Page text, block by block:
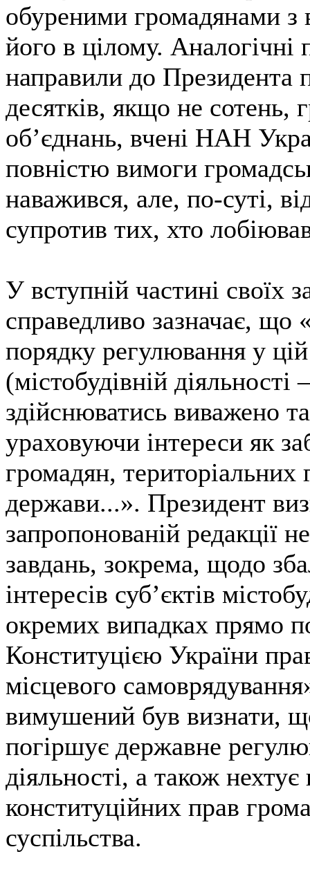
обуреними громадянами з
його в цілому. Аналогічні
направили до Президента
десятків, якщо не сотень,
об’єднань, вчені НАН
повністю вимоги
наважився, але, по-суті,
супротив тих, хто
У вступній частині своїх
справедливо зазначає, що
порядку регулювання у
(містобудівній
здійснюватись виважено
ураховуючи інтереси як
громадян, територіальних
держави...». Президент
запропонованій редакції
завдань, зокрема, щодо
інтересів суб’єктів
окремих випадках прямо
Конституцією України
місцевого
вимушений був визнати,
погіршує державне
діяльності, а також
конституційних прав
суспільства.